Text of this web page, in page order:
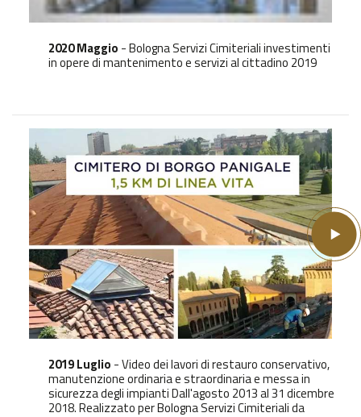
2020 Maggio - Bologna Servizi Cimiteriali investimenti
in opere di mantenimento e servizi al cittadino 2019
2019 Luglio - Video dei lavori di restauro conservativo,
manutenzione ordinaria e straordinaria e messa in
sicurezza degli impianti Dall'agosto 2013 al 31 dicembre
2018. Realizzato per Bologna Servizi Cimiteriali da